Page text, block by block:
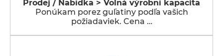
Prodej / Nabídka > Volná výrobní kapacita
Ponúkam porez guľatiny podľa vašich
požiadaviek. Cena …